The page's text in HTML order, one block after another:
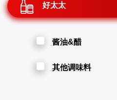
好太太
酱油&醋
其他调味料